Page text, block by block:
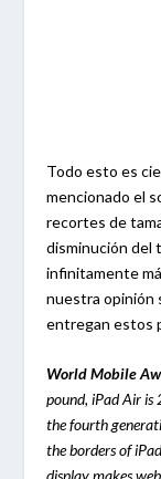
Todo esto es
mencionado el
recortes de
disminución del
infinitamente
nuestra opinión
entregan estos
World Mobile
pound, iPad Air
the fourth
the borders of